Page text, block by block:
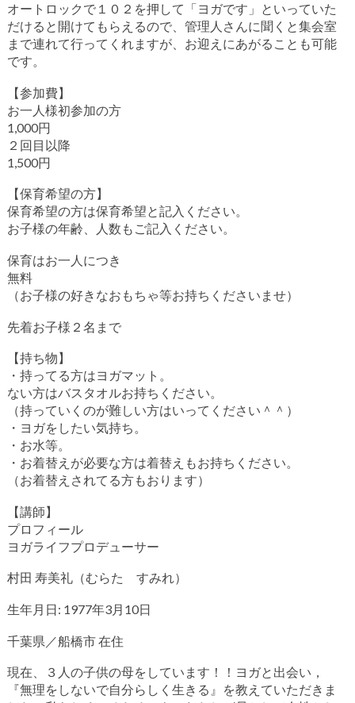
オートロックで１０２を押して「ヨガです」といっていた
だけると開けてもらえるので、管理人さんに聞くと集会室
まで連れて行ってくれますが、お迎えにあがることも可能
です。
【参加費】
お一人様初参加の方
1,000円
２回目以降
1,500円
【保育希望の方】
保育希望の方は保育希望と記入ください。
お子様の年齢、人数もご記入ください。
保育はお一人につき
無料
（お子様の好きなおもちゃ等お持ちくださいませ）
先着お子様２名まで
【持ち物】
・持ってる方はヨガマット。
ない方はバスタオルお持ちください。
（持っていくのが難しい方はいってください＾＾）
・ヨガをしたい気持ち。
・お水等。
・お着替えが必要な方は着替えもお持ちください。
（お着替えされてる方もおります）
【講師】
プロフィール
ヨガライフプロデューサー
村田 寿美礼（むらた すみれ）
生年月日: 1977年3月10日
千葉県／船橋市 在住
現在、３人の子供の母をしています！！ヨガと出会い，
『無理をしないで自分らしく生きる』を教えていただきま